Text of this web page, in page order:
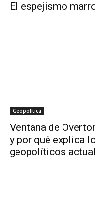
El espejismo
Geopolítica
Ventana de
y por qué explica
geopolíticos